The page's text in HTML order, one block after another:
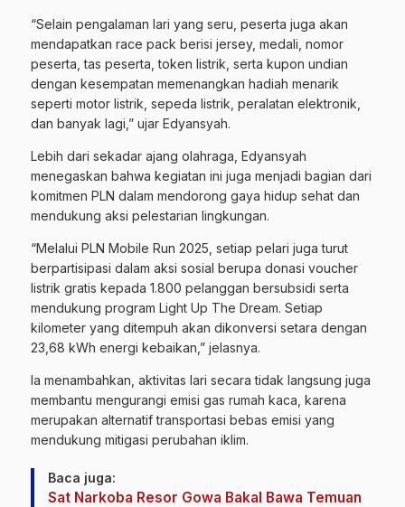
“Selain pengalaman lari yang seru, peserta juga akan
mendapatkan race pack berisi jersey, medali, nomor
peserta, tas peserta, token listrik, serta kupon undian
dengan kesempatan memenangkan hadiah menarik
seperti motor listrik, sepeda listrik, peralatan elektronik,
dan banyak lagi,” ujar Edyansyah.
Lebih dari sekadar ajang olahraga, Edyansyah
menegaskan bahwa kegiatan ini juga menjadi bagian dari
komitmen PLN dalam mendorong gaya hidup sehat dan
mendukung aksi pelestarian lingkungan.
“Melalui PLN Mobile Run 2025, setiap pelari juga turut
berpartisipasi dalam aksi sosial berupa donasi voucher
listrik gratis kepada 1.800 pelanggan bersubsidi serta
mendukung program Light Up The Dream. Setiap
kilometer yang ditempuh akan dikonversi setara dengan
23,68 kWh energi kebaikan,” jelasnya.
Ia menambahkan, aktivitas lari secara tidak langsung juga
membantu mengurangi emisi gas rumah kaca, karena
merupakan alternatif transportasi bebas emisi yang
mendukung mitigasi perubahan iklim.
Baca juga:
Sat Narkoba Resor Gowa Bakal Bawa Temuan